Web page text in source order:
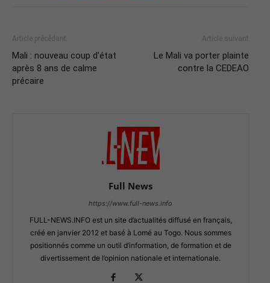
Article précédant
Mali : nouveau coup d’état
après 8 ans de calme
précaire
Article suivant
Le Mali va porter plainte
contre la CEDEAO
Full News
https://www.full-news.info
FULL-NEWS.INFO est un site d’actualités diffusé en français,
créé en janvier 2012 et basé à Lomé au Togo. Nous sommes
positionnés comme un outil d’information, de formation et de
divertissement de l’opinion nationale et internationale.